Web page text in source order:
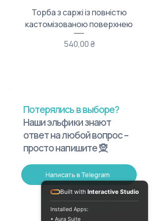
Торба з саржі із повністю
кастомізованою поверхнею
Цена
540,00 ₴
Потерялись в выборе?
Наши эльфики знают
ответ на любой вопрос –
просто напишите 🧝
Написать в Telegram
Built with Interactive Studio
Installed Apps:
• Aura Suite